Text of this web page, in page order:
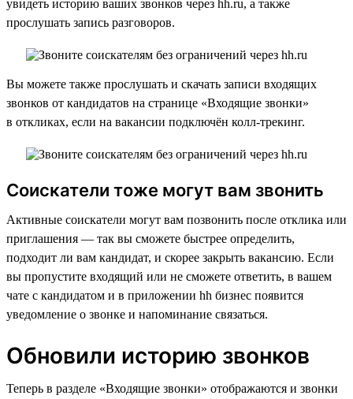
увидеть историю ваших звонков через hh.ru, а также
прослушать запись разговоров.
Вы можете также прослушать и скачать записи входящих
звонков от кандидатов на странице «Входящие звонки»
в откликах, если на вакансии подключён колл-трекинг.
Соискатели тоже могут вам звонить
Активные соискатели могут вам позвонить после отклика или
приглашения — так вы сможете быстрее определить,
подходит ли вам кандидат, и скорее закрыть вакансию. Если
вы пропустите входящий или не сможете ответить, в вашем
чате с кандидатом и в приложении hh бизнес появится
уведомление о звонке и напоминание связаться.
Обновили историю звонков
Теперь в разделе «Входящие звонки» отображаются и звонки